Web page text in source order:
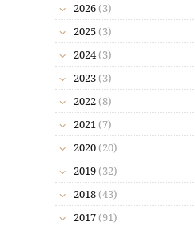
2026 (3)
2025 (3)
2024 (3)
2023 (3)
2022 (8)
2021 (7)
2020 (20)
2019 (32)
2018 (43)
2017 (91)